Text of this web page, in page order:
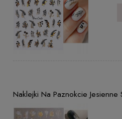
Naklejki Na Paznokcie Jesienne